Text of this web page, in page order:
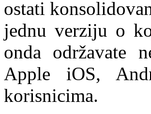
ostati
jednu verziju o
onda održavate
Apple iOS,
korisnicima.